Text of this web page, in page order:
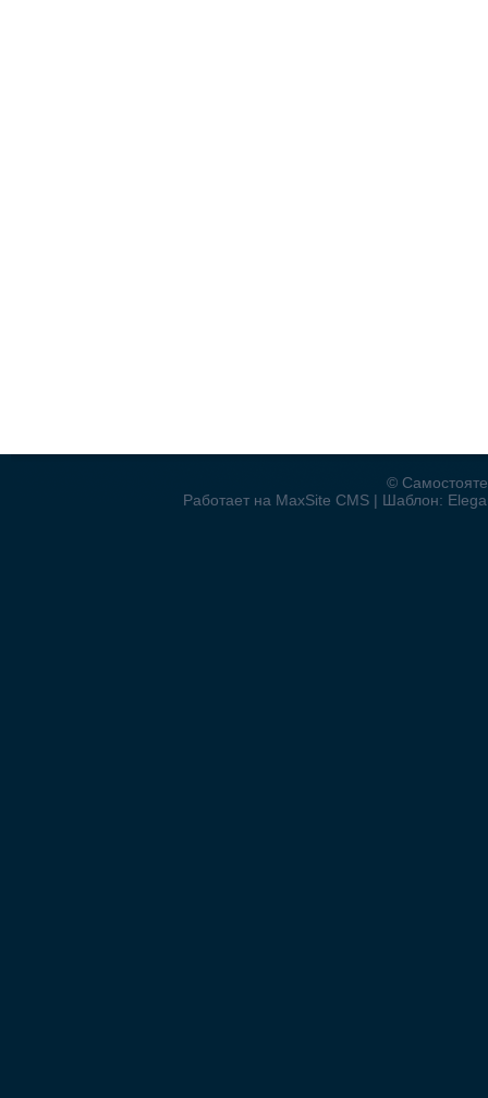
©
Работает на MaxSite CMS | Шаблон: